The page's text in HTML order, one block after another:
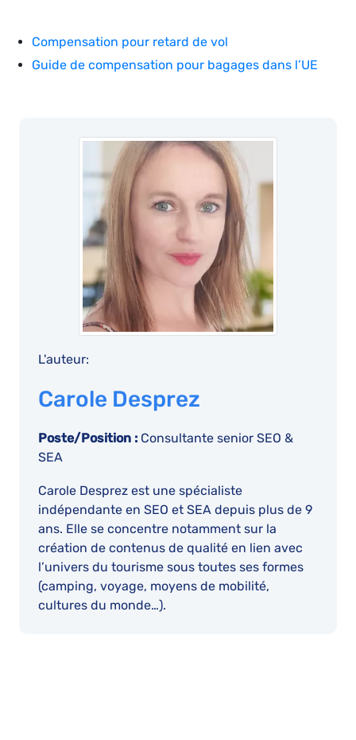
Compensation pour retard de vol
Guide de compensation pour bagages dans l’UE
L'auteur:
Carole Desprez
Poste/Position : Consultante senior SEO &
SEA
Carole Desprez est une spécialiste
indépendante en SEO et SEA depuis plus de 9
ans. Elle se concentre notamment sur la
création de contenus de qualité en lien avec
l’univers du tourisme sous toutes ses formes
(camping, voyage, moyens de mobilité,
cultures du monde…).